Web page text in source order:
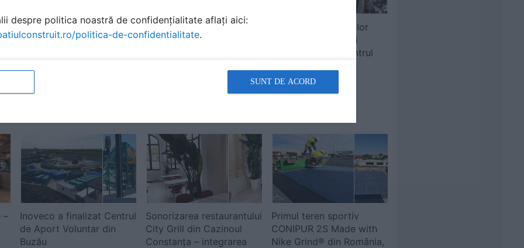
Execuția instalațiilor
exterioare, HVAC, sanitare
Soluție turnkey pentru
manipularea biscuiților
Realizarea instalațiilor
termice, electrice și
sanitare pentru Centrul
Dietrich din Brașov
–
Inoveco a finalizat Centrul
de Aport Voluntar din
Buzău
Sonorizarea restaurantului
City Grill din Cazinoul
Constanța – integrarea
Primul teren sportiv
CONIPUR 2S Made with
Nike Grind® din România,
despre politica noastră de confidențialitate aflați aici:
politica-de-confidentialitate.
SUNT DE ACORD